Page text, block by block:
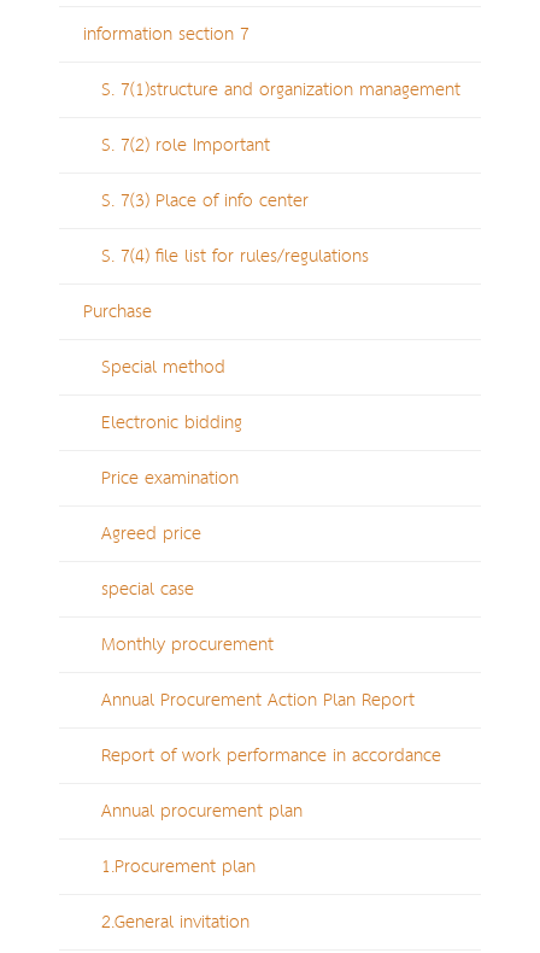
information section 7
S. 7(1)structure and organization management
S. 7(2) role Important
S. 7(3) Place of info center
S. 7(4) file list for rules/regulations
Purchase
Special method
Electronic bidding
Price examination
Agreed price
special case
Monthly procurement
Annual Procurement Action Plan Report
Report of work performance in accordance
Annual procurement plan
1.Procurement plan
2.General invitation